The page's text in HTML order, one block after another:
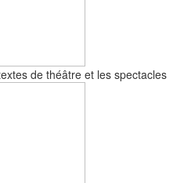
de théâtre et les spectacles